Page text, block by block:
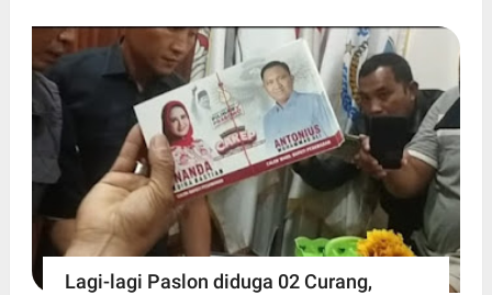
Lagi-lagi Paslon diduga 02 Curang,